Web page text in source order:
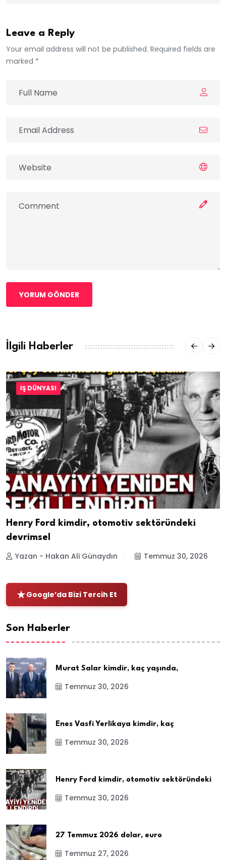
Leave a Reply
Your email address will not be published. Required fields are
marked *
YORUM GÖNDER
İlgili Haberler
İŞ DÜNYASI
Henry Ford kimdir, otomotiv sektöründeki
devrimsel
Yazan - Hakan Ali Günaydın Temmuz 30, 2026
Google’da Bizi Tercih Et
Son Haberler
Murat Salar kimdir, kaç yaşında,
Temmuz 30, 2026
Enes Vasfi Yerlikaya kimdir, kaç
Temmuz 30, 2026
Henry Ford kimdir, otomotiv sektöründeki
Temmuz 30, 2026
27 Temmuz 2026 dolar, euro
Temmuz 27, 2026